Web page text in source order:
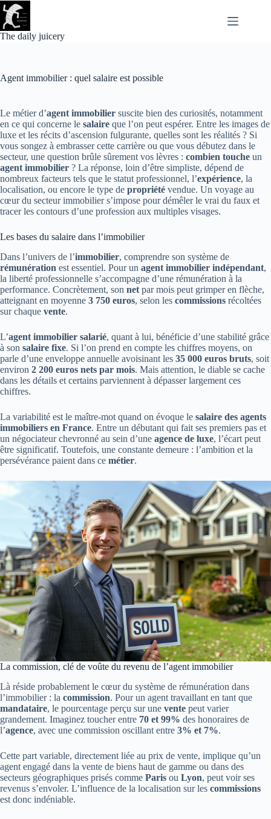
Passer
au
contenu
The daily juicery
Agent immobilier : quel salaire est possible
Le métier d’agent immobilier suscite bien des curiosités, notamment
en ce qui concerne le salaire que l’on peut espérer. Entre les images de
luxe et les récits d’ascension fulgurante, quelles sont les réalités ? Si
vous songez à embrasser cette carrière ou que vous débutez dans le
secteur, une question brûle sûrement vos lèvres : combien touche un
agent immobilier ? La réponse, loin d’être simpliste, dépend de
nombreux facteurs tels que le statut professionnel, l’expérience, la
localisation, ou encore le type de propriété vendue. Un voyage au
cœur du secteur immobilier s’impose pour démêler le vrai du faux et
tracer les contours d’une profession aux multiples visages.
Les bases du salaire dans l’immobilier
Dans l’univers de l’immobilier, comprendre son système de
rémunération est essentiel. Pour un agent immobilier indépendant,
la liberté professionnelle s’accompagne d’une rémunération à la
performance. Concrètement, son net par mois peut grimper en flèche,
atteignant en moyenne 3 750 euros, selon les commissions récoltées
sur chaque vente.
L’agent immobilier salarié, quant à lui, bénéficie d’une stabilité grâce
à son salaire fixe. Si l’on prend en compte les chiffres moyens, on
parle d’une enveloppe annuelle avoisinant les 35 000 euros bruts, soit
environ 2 200 euros nets par mois. Mais attention, le diable se cache
dans les détails et certains parviennent à dépasser largement ces
chiffres.
La variabilité est le maître-mot quand on évoque le salaire des agents
immobiliers en France. Entre un débutant qui fait ses premiers pas et
un négociateur chevronné au sein d’une agence de luxe, l’écart peut
être significatif. Toutefois, une constante demeure : l’ambition et la
persévérance paient dans ce métier.
La commission, clé de voûte du revenu de l’agent immobilier
Là réside probablement le cœur du système de rémunération dans
l’immobilier : la commission. Pour un agent travaillant en tant que
mandataire, le pourcentage perçu sur une vente peut varier
grandement. Imaginez toucher entre 70 et 99% des honoraires de
l’agence, avec une commission oscillant entre 3% et 7%.
Cette part variable, directement liée au prix de vente, implique qu’un
agent engagé dans la vente de biens haut de gamme ou dans des
secteurs géographiques prisés comme Paris ou Lyon, peut voir ses
revenus s’envoler. L’influence de la localisation sur les commissions
est donc indéniable.